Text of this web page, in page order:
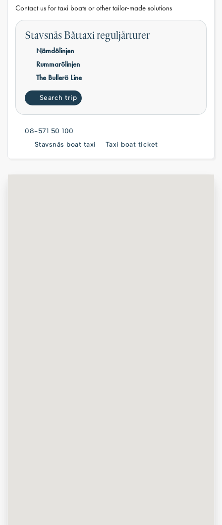
Contact us for taxi boats or other tailor-made solutions
Stavsnäs Båttaxi reguljärturer
Nämdölinjen
Rummarölinjen
The Bullerö Line
Search trip
08-571 50 100
Stavsnäs boat taxi
Taxi boat ticket